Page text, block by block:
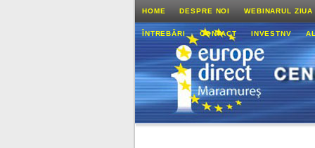
HOME DESPRE NOI WEBINARUL
ÎNTREBĂRI CONTACT INVESTNV